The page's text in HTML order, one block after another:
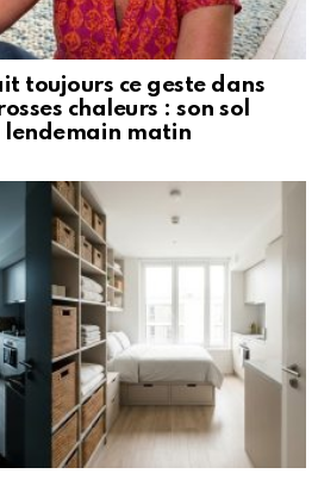
toujours ce geste dans
chaleurs : son sol
lendemain matin